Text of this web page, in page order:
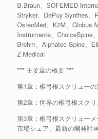
B.Braun、SOFEMED
Stryker、DePuy Synthes、
OsteoMed、K2M、Globus
Instrumente、ChoiceSpine
Brehm、Alphatec Spine、
Z-Medical
*** 主要章の概要 ***
第1章：椎弓根スクリュー
第2章：世界の椎弓根スク
第3章：椎弓根スクリューメ
市場シェア、最新の開発計